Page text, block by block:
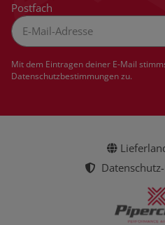
Postfach
Mit dem Eintragen deiner E-Mail
Datenschutzbestimmungenzu.